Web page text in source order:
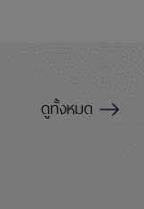
ดูทั้งหมด